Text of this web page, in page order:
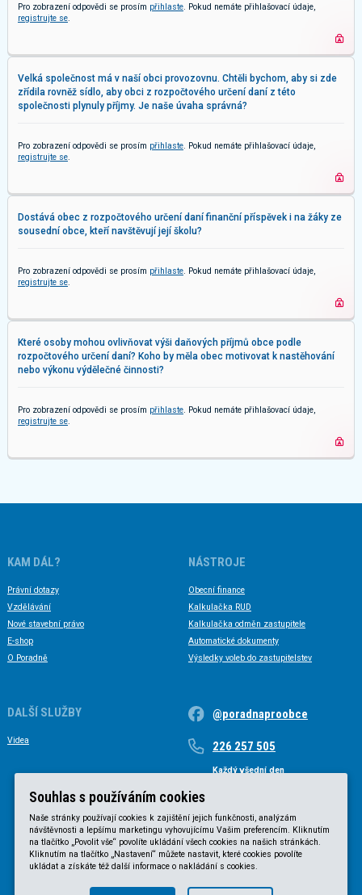
Pro zobrazení odpovědi se prosím přihlaste . Pokud nemáte přihlašovací údaje,
registrujte se
Velká společnost má v naší obci provozovnu. Chtěli bychom, aby si zde
zřídila rovněž sídlo, aby obci z rozpočtového určení daní z této
společnosti plynuly příjmy. Je naše úvaha správná?
Pro zobrazení odpovědi se prosím přihlaste . Pokud nemáte přihlašovací údaje,
registrujte se
Dostává obec z rozpočtového určení daní finanční příspěvek i na žáky ze
sousední obce, kteří navštěvují její školu?
Pro zobrazení odpovědi se prosím přihlaste . Pokud nemáte přihlašovací údaje,
registrujte se
Které osoby mohou ovlivňovat výši daňových příjmů obce podle
rozpočtového určení daní? Koho by měla obec motivovat k nastěhování
nebo výkonu výdělečné činnosti?
Pro zobrazení odpovědi se prosím přihlaste . Pokud nemáte přihlašovací údaje,
registrujte se
KAM DÁL?
Právní dotazy
Vzdělávání
Nové stavební právo
E-shop
O Poradně
NÁSTROJE
Obecní finance
Kalkulačka RUD
Kalkulačka odměn zastupitele
Automatické dokumenty
Výsledky voleb do zastupitelstev
DALŠÍ SLUŽBY
Videa
@poradnaproobce
226 257 505
Každý všední den
Souhlas s používáním cookies
Naše stránky používají cookies k zajištění jejich funkčnosti, analýzám
návštěvnosti a lepšímu marketingu vyhovujícímu Vašim preferencím. Kliknutím
na tlačítko „Povolit vše“ povolíte ukládání všech cookies na našich stránkách.
Kliknutím na tlačítko „Nastavení“ můžete nastavit, které cookies povolíte
ukládat a získáte též další informace o nakládání s cookies.